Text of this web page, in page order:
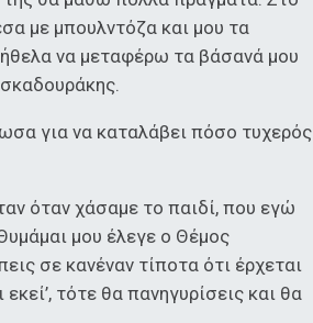
με μπουλντόζα και μου τα
να μεταφέρω τα βάσανά μου
για να καταλάβει πόσο τυχερός
όταν χάσαμε το παιδί, που εγώ
μου έλεγε ο Θέμος
σε κανέναν τίποτα ότι έρχεται
τότε θα πανηγυρίσεις και θα